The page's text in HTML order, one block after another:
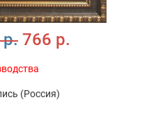
р. 766 р.
(Россия)